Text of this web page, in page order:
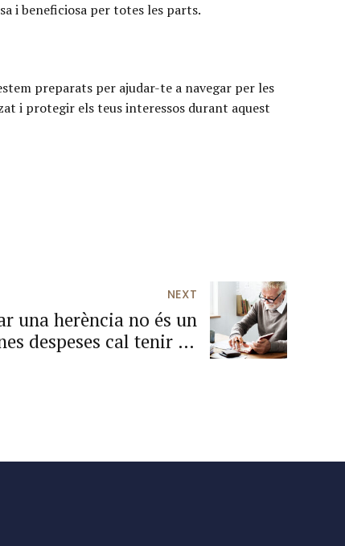
i beneficiosa per totes les parts.
preparats per ajudar-te a navegar per les
i protegir els teus interessos durant aquest
NEXT
una herència no és un
despeses cal tenir en